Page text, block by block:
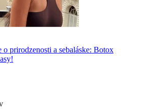
o prirodzenosti a sebaláske: Botox